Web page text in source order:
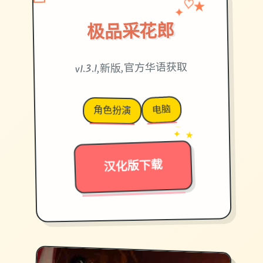
极品采花郎
✦♡★
v1.3.1,新版,官方华语获取
角色扮演 电脑
汉化版下载
→
✦ ★